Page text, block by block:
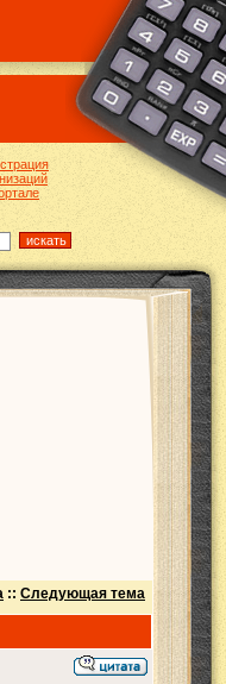
:: Следующая тема